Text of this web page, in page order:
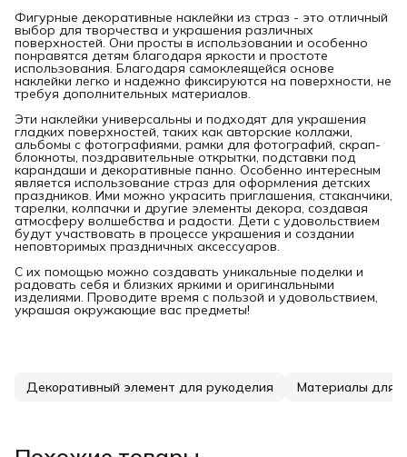
Фигурные декоративные наклейки из страз - это отличный
выбор для творчества и украшения различных
поверхностей. Они просты в использовании и особенно
понравятся детям благодаря яркости и простоте
использования. Благодаря самоклеящейся основе
наклейки легко и надежно фиксируются на поверхности, не
требуя дополнительных материалов.
Эти наклейки универсальны и подходят для украшения
гладких поверхностей, таких как авторские коллажи,
альбомы с фотографиями, рамки для фотографий, скрап-
блокноты, поздравительные открытки, подставки под
карандаши и декоративные панно. Особенно интересным
является использование страз для оформления детских
праздников. Ими можно украсить приглашения, стаканчики,
тарелки, колпачки и другие элементы декора, создавая
атмосферу волшебства и радости. Дети с удовольствием
будут участвовать в процессе украшения и создании
неповторимых праздничных аксессуаров.
С их помощью можно создавать уникальные поделки и
радовать себя и близких яркими и оригинальными
изделиями. Проводите время с пользой и удовольствием,
украшая окружающие вас предметы!
Декоративный элемент для рукоделия Материалы для